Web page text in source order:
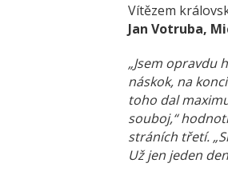
Vítězem
Jan Votruba,
„Jsem opravdu
náskok, na
toho dal
souboj,“
stráních třetí.
Už jen jeden